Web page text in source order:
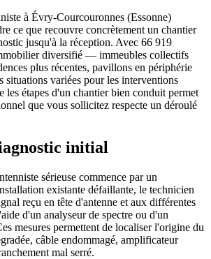
à Évry-Courcouronnes (Essonne)
ce que recouvre concrètement un chantier
jusqu'à la réception. Avec 66 919
diversifié — immeubles collectifs
plus récentes, pavillons en périphérie
variées pour les interventions
les étapes d'un chantier bien conduit permet
que vous sollicitez respecte un déroulé
initial
sérieuse commence par un
existante défaillante, le technicien
reçu en tête d'antenne et aux différentes
d'un analyseur de spectre ou d'un
mesures permettent de localiser l'origine du
câble endommagé, amplificateur
mal serré.